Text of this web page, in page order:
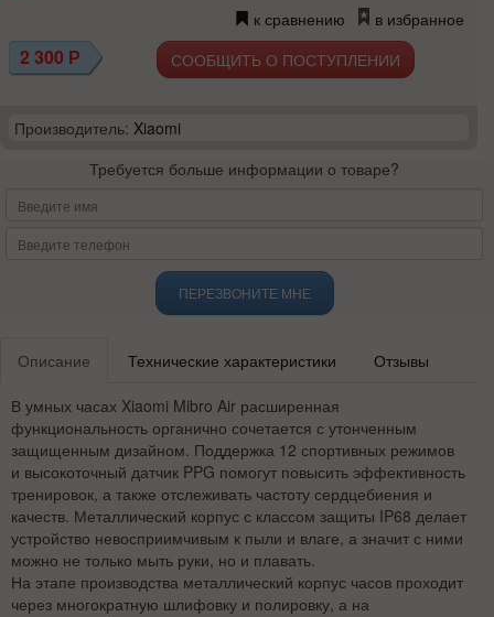
к сравнению в избранное
2 300 Р СООБЩИТЬ О ПОСТУПЛЕНИИ
Производитель: Xiaomi
Требуется больше информации о товаре?
ПЕРЕЗВОНИТЕ МНЕ
Описание Технические характеристики Отзывы
В умных часах Xiaomi Mibro Air расширенная
функциональность органично сочетается с утонченным
защищенным дизайном. Поддержка 12 спортивных режимов
и высокоточный датчик PPG помогут повысить эффективность
тренировок, а также отслеживать частоту сердцебиения и
качеств. Металлический корпус с классом защиты IP68 делает
устройство невосприимчивым к пыли и влаге, а значит с ними
можно не только мыть руки, но и плавать.
На этапе производства металлический корпус часов проходит
через многократную шлифовку и полировку, а на